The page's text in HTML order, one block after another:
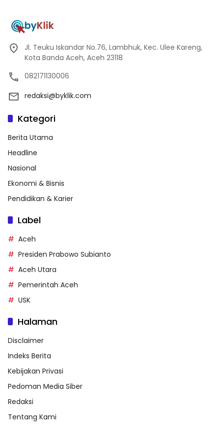
Jl. Teuku Iskandar No.76, Lambhuk, Kec. Ulee Kareng,
Kota Banda Aceh, Aceh 23118
082171130006
redaksi@byklik.com
Kategori
Berita Utama
Headline
Nasional
Ekonomi & Bisnis
Pendidikan & Karier
Label
Aceh
Presiden Prabowo Subianto
Aceh Utara
Pemerintah Aceh
USK
Halaman
Disclaimer
Indeks Berita
Kebijakan Privasi
Pedoman Media Siber
Redaksi
Tentang Kami